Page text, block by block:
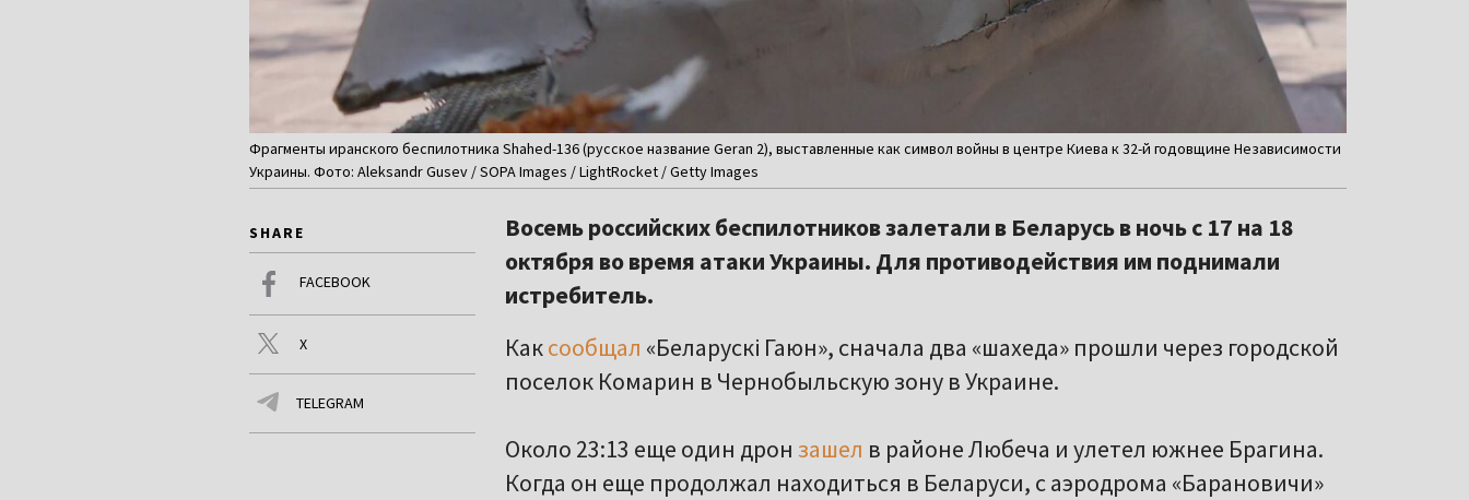
Фрагменты иранского беспилотника Shahed-136 (русское название Geran 2), выставленные как символ войны в центре Киева к 32-й годовщине Независимости
Украины. Фото: Aleksandr Gusev / SOPA Images / LightRocket / Getty Images
SHARE
FACEBOOK
X
TELEGRAM
Восемь российских беспилотников залетали в Беларусь в ночь с 17 на 18
октября во время атаки Украины. Для противодействия им поднимали
истребитель.
Каксообщал «Беларускі Гаюн», сначала два «шахеда» прошли через городской
поселок Комарин в Чернобыльскую зону в Украине.
Около 23:13 еще один дрон зашел в районе Любеча и улетел южнее Брагина.
Когда он еще продолжал находиться в Беларуси, с аэродрома «Барановичи»